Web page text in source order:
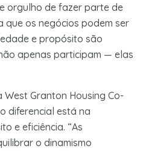
orgulho de fazer parte de
que os negócios podem ser
e propósito são
apenas participam — elas
West Granton Housing Co-
diferencial está na
e eficiência. “As
o dinamismo